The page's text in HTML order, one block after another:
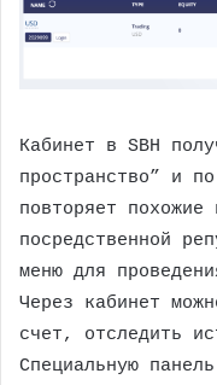
Кабинет в SBH
пространство” и
повторяет
посредственной
меню для
Через кабинет
счет, отследить
Специальную